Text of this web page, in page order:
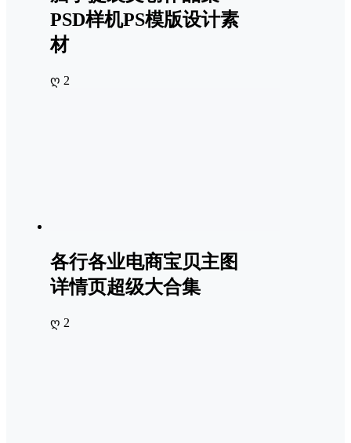
PSD样机PS模版设计素
材
ღ 2
各行各业电商宝贝主图
详情页超级大合集
ღ 2